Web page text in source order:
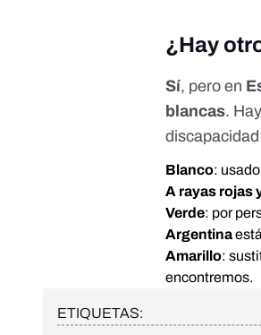
¿Hay
Sí, pero en
blancas.
Blanco:
A rayas rojas
Verde: por
Argentina
Amarillo:
encontremos.
ETIQUETAS: